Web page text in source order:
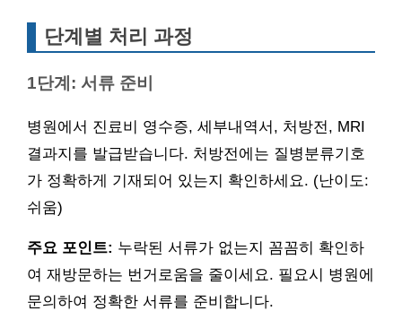
단계별 처리 과정
1단계: 서류 준비
병원에서 진료비 영수증, 세부내역서, 처방전, MRI
결과지를 발급받습니다. 처방전에는 질병분류기호
가 정확하게 기재되어 있는지 확인하세요. (난이도:
쉬움)
주요 포인트: 누락된 서류가 없는지 꼼꼼히 확인하
여 재방문하는 번거로움을 줄이세요. 필요시 병원에
문의하여 정확한 서류를 준비합니다.